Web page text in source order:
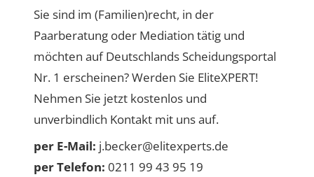
Sie sind im (Familien)recht, in der
Paarberatung oder Mediation tätig und
möchten auf Deutschlands Scheidungsportal
Nr. 1 erscheinen? Werden Sie EliteXPERT!
Nehmen Sie jetzt kostenlos und
unverbindlich Kontakt mit uns auf.
per E-Mail: j.becker@elitexperts.de
per Telefon: 0211 99 43 95 19